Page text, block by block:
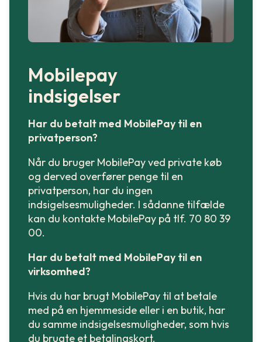
Mobilepay
indsigelser
Har du betalt med MobilePay til en
privatperson?
Når du bruger MobilePay ved private køb
og derved overfører penge til en
privatperson, har du ingen
indsigelsesmuligheder. I sådanne tilfælde
kan du kontakte MobilePay på tlf. 70 80 39
00.
Har du betalt med MobilePay til en
virksomhed?
Hvis du har brugt MobilePay til at betale
med på en hjemmeside eller i en butik, har
du samme indsigelsesmuligheder, som hvis
du brugte et betalingskort.